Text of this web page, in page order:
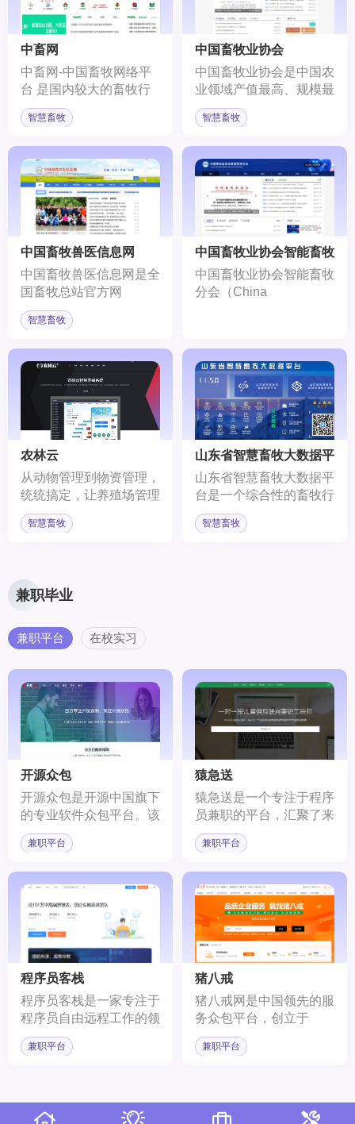
康养殖等功能模块。
中畜网
中畜网-中国畜牧网络平
台 是国内较大的畜牧行
业门户网站之一，为畜
牧、饲料、兽药、兽医相
合作社及养殖户提供畜牧
行业资讯、电子商务、企
业招商和活动举办、互联
网+平台开发等服务。
智慧畜牧
中国畜牧业协会
中国畜牧业协会是中国农
业领域产值最高、规模最
大、范围最广的社会组
织，致力于推动中国畜牧
智慧畜牧
中国畜牧兽医信息网
中国畜牧兽医信息网是全
国畜牧总站官方网
站,1998年建立。以“为行
业发展提供权威资讯与专
策法规，提供行业最新资
讯，推广先进的专业技术
知识，服务广大畜牧业从
业者，是行业交流的重要
平台。网站内容涵盖行业
政策性、新闻性和科普性
多个方面，是行业内具有
权威声音的门户网站之
一。
智慧畜牧
中国畜牧业协会智能畜牧
分会
中国畜牧业协会智能畜牧
分会（China
智能畜牧业及相关行业的
企业、事业单位和个人组
成的全国性行业联合组
织，是中国畜牧业协会的
分支机构，是非盈利性的
社会团体。
农林云
从动物管理到物资管理，
统统搞定，让养殖场管理
更便捷！用科技的力量为
养殖场提供生产保障，开
智慧畜牧
山东省智慧畜牧大数据平
台
山东省智慧畜牧大数据平
台是一个综合性的畜牧行
业服务平台，它利用先进
的数字技术，为畜牧产业
智慧畜牧
兼职毕业
兼职平台 在校实习
开源众包
开源众包是开源中国旗下
的专业软件众包平台。该
平台依托于开源中国社区
的基础，致力于构建一个
机会的环境。它将开源思
想与众包模式相结合，为
软件开发者和需求方提供
了一个便捷、高效的任务
分发与接收的渠道。
兼职平台
猿急送
猿急送是一个专注于程序
员兼职的平台，汇聚了来
自知名互联网公司如BAT
的技术、设计、产品等领
为创业公司提供技术支
持，帮助他们解决技术难
题，提高创业效率。
兼职平台
程序员客栈
程序员客栈是一家专注于
程序员自由远程工作的领
先平台，拥有全球最大的
中文技术人才库。该平台
私保护的同时，打造技术
兼职平台
猪八戒
猪八戒网是中国领先的服
务众包平台，创立于
2006年，以“汇聚天下人
才，服务全球企业”为使
种，服务覆盖全球25个
兼职平台